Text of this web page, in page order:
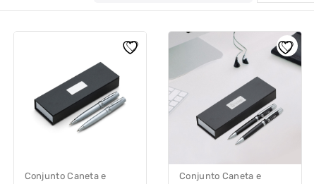
por
popularidade
Conjunto Caneta e
Conjunto Caneta e